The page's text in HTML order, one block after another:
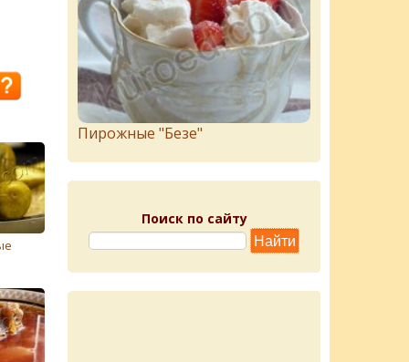
Пирожныe "Бeзe"
Поиск по сайту